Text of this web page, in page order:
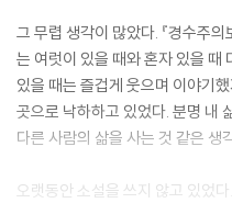
--- pp.115~116 「집으로 가는 길
그토록 원하던 추위와 더위를 피
자 이상하게도 도무지 글을 쓰고
전히 옥상 난간에 서서 자살하려
--- pp.150~151 「낭만적 진실」
그 무렵 생각이 많았다. 『경수주
는 여럿이 있을 때와 혼자 있을 때
있을 때는 즐겁게 웃으며 이야기
곳으로 낙하하고 있었다. 분명 내
다른 사람의 삶을 사는 것 같은 생
오랫동안 소설을 쓰지 않고 있었